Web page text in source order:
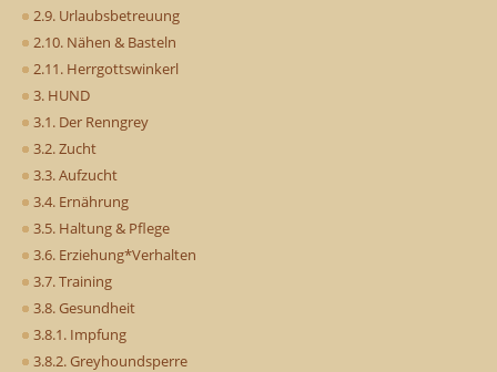
2.9. Urlaubsbetreuung
2.10. Nähen & Basteln
2.11. Herrgottswinkerl
3. HUND
3.1. Der Renngrey
3.2. Zucht
3.3. Aufzucht
3.4. Ernährung
3.5. Haltung & Pflege
3.6. Erziehung*Verhalten
3.7. Training
3.8. Gesundheit
3.8.1. Impfung
3.8.2. Greyhoundsperre